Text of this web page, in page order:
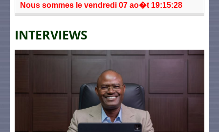
Nous sommes le vendredi 07 ao�t 19:15:28
INTERVIEWS